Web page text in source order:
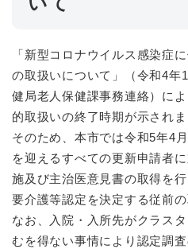
「新型コロナウイルス感染症
の取扱いについて」（令和4
健局老人保健課事務連絡）に
的取扱いの終了時期が示されま
そのため、本市では令和5年4
を迎えるすべての更新申請者
施及び主治医意見書の取得を
要介護等認定を決定する従前の
なお、入院・入所先がクラス
むを得ない事情により認定調